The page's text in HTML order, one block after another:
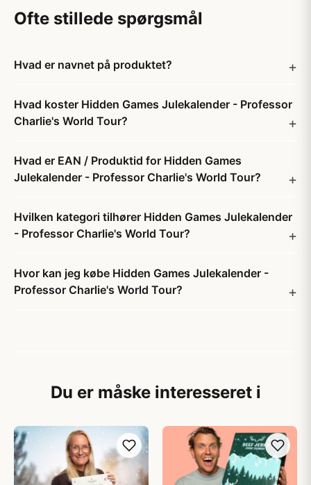
Ofte stillede spørgsmål
Hvad er navnet på produktet?
Hvad koster Hidden Games Julekalender - Professor
Charlie's World Tour?
Hvad er EAN / Produktid for Hidden Games
Julekalender - Professor Charlie's World Tour?
Hvilken kategori tilhører Hidden Games Julekalender
- Professor Charlie's World Tour?
Hvor kan jeg købe Hidden Games Julekalender -
Professor Charlie's World Tour?
Du er måske interesseret i